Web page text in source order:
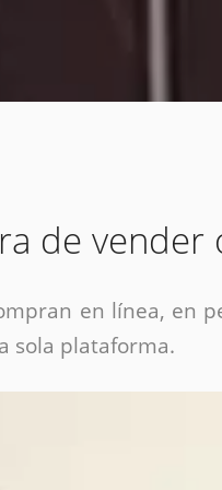
digital.
EJECUTIVO
de vender
en línea, en
sola plataforma.